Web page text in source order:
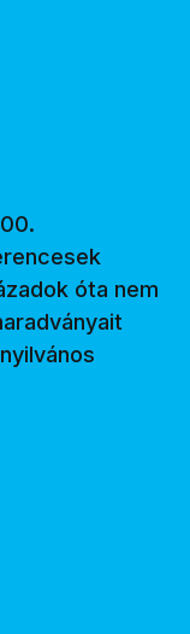
óta nem